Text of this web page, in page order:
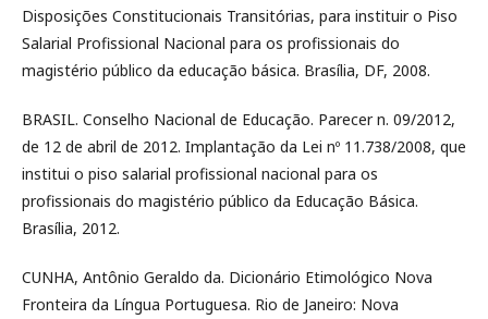
Disposições Constitucionais Transitórias, para instituir o Piso
Salarial Profissional Nacional para os profissionais do
magistério público da educação básica. Brasília, DF, 2008.
BRASIL. Conselho Nacional de Educação. Parecer n. 09/2012,
de 12 de abril de 2012. Implantação da Lei nº 11.738/2008, que
institui o piso salarial profissional nacional para os
profissionais do magistério público da Educação Básica.
Brasília, 2012.
CUNHA, Antônio Geraldo da. Dicionário Etimológico Nova
Fronteira da Língua Portuguesa. Rio de Janeiro: Nova